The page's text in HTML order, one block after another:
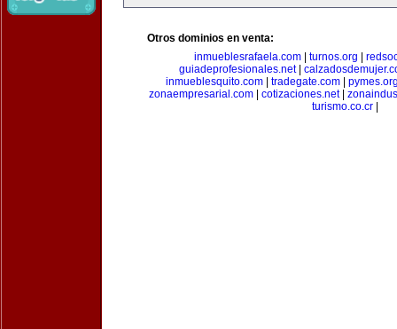
Otros dominios en venta:
inmueblesrafaela.com
turnos.org
guiadeprofesionales.net|
inmueblesquito.com
tradegate.com
zonaempresarial.com| cotizaciones.net|
turismo.co.cr|